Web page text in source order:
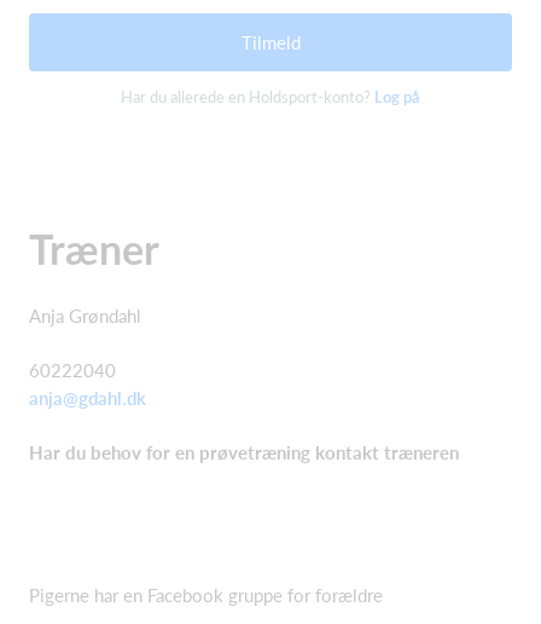
Tilmeld
Har du allerede en Holdsport-konto? Log på
Træner
Anja Grøndahl
60222040
anja@gdahl.dk
Har du behov for en prøvetræning kontakt træneren
Pigerne har en Facebook gruppe for forældre